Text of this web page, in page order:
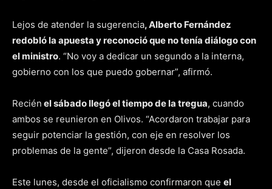
Lejos de atender la sugerencia, Alberto Fernández
redobló la apuesta y reconoció que no tenía diálogo con
el ministro. “No voy a dedicar un segundo a la interna,
gobierno con los que puedo gobernar”, afirmó.
Recién el sábado llegó el tiempo de la tregua, cuando
ambos se reunieron en Olivos. “Acordaron trabajar para
seguir potenciar la gestión, con eje en resolver los
problemas de la gente”, dijeron desde la Casa Rosada.
Este lunes, desde el oficialismo confirmaron que el